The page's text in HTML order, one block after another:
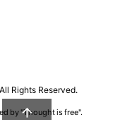
Rights Reserved.
by "Thought is free".
